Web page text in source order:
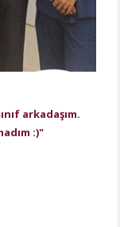
arkadaşım.
:)"